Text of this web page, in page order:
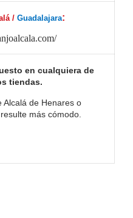
/ Guadalajara:
en cualquiera de
tiendas.
Alcalá de Henares o
más cómodo.